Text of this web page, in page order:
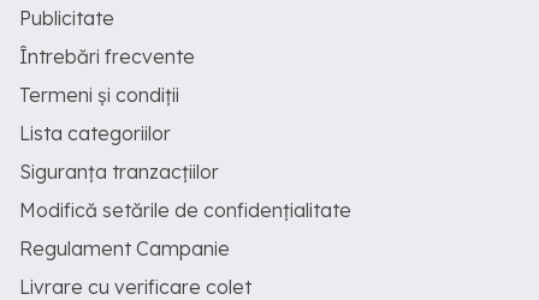
Publicitate
Întrebări frecvente
Termeni și condiții
Lista categoriilor
Siguranța tranzacțiilor
Modifică setările de confidențialitate
Regulament Campanie
Livrare cu verificare colet